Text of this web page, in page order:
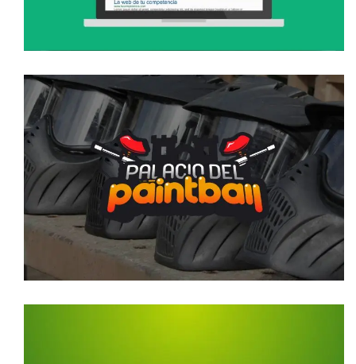
VÍDEO CORPORATIVO PALACIO DEL
PAINTBALL
video corporativo